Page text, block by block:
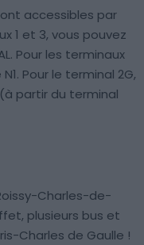
sont accessibles par
1 et 3, vous pouvez
Pour les terminaux
Pour le terminal 2G,
partir du terminal
Charles-de-
plusieurs bus et
Charles de Gaulle !